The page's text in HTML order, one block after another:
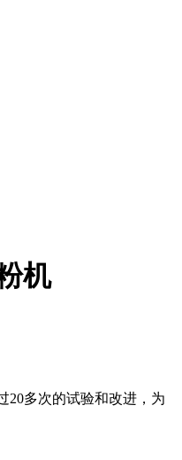
机
20多次的试验和改进，为